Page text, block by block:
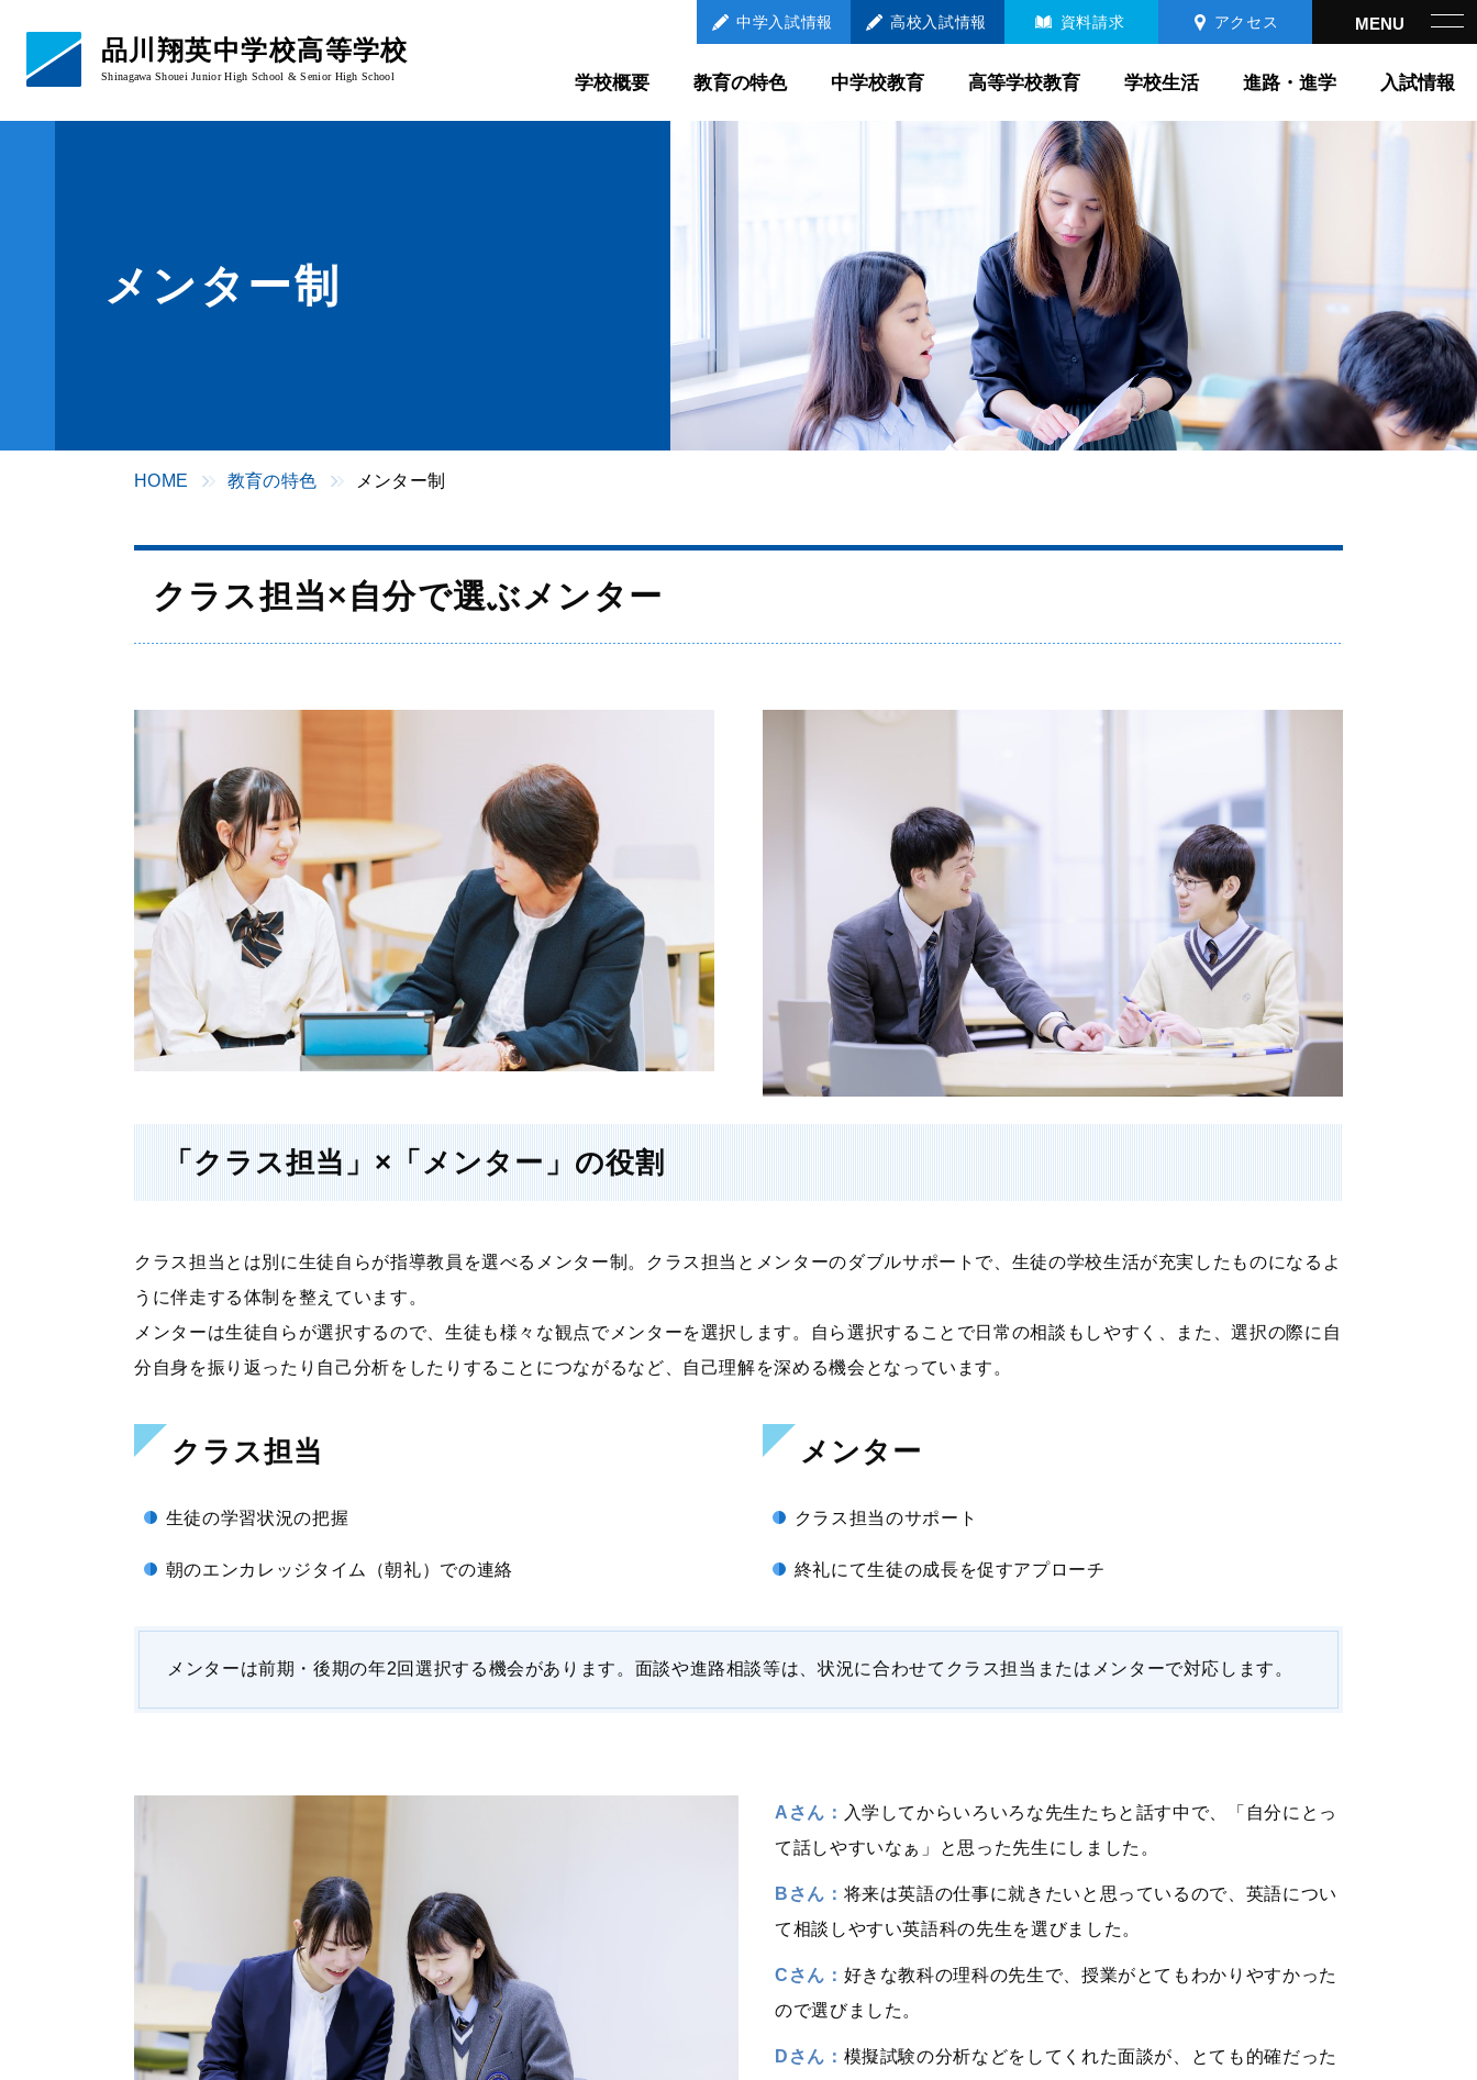
品川翔英中学校高等学校
Shinagawa Shouei Junior High School & Senior High School
中学入試情報 高校 入試情報 資料請求 アクセス
学校概要・沿革
アクセス
高等学校教育
年間行事
生徒の1日
施設紹介
2023年大学合格実績
2024年大学合格実績
進路指導
2026年度 中学校説
校説明会・公開行事
中学入試過去問題
高校入試過去問題
学校概要 教育の特色 中学校教育 高等学校教育 学校生活 進路・進学 入試情報
メンター制
HOME 教育の特色 メンター制
クラス担当×自分で選ぶメンター
「クラス担当」×「メンター」の役割
クラス担当とは別に生徒自らが指導教員を選べるメンター制。クラス担当とメンターのダブルサポートで、生徒の学校生活が充実したものになるよ
うに伴走する体制を整えています。
メンターは生徒自らが選択するので、生徒も様々な観点でメンターを選択します。自ら選択することで日常の相談もしやすく、また、選択の際に自
分自身を振り返ったり自己分析をしたりすることにつながるなど、自己理解を深める機会となっています。
クラス担当
生徒の学習状況の把握
朝のエンカレッジタイム（朝礼）での連絡
メンター
クラス担当のサポート
終礼にて生徒の成長を促すアプローチ
メンターは前期・後期の年2回選択する機会があります。面談や進路相談等は、状況に合わせてクラス担当またはメンターで対応します。
Aさん： 入学してからいろいろな先生たちと話す中で、「自分にとっ
て話しやすいなぁ」と思った先生にしました。
Bさん： 将来は英語の仕事に就きたいと思っているので、英語につい
て相談しやすい英語科の先生を選びました。
Cさん： 好きな教科の理科の先生で、授業がとてもわかりやすかった
ので選びました。
Dさん： 模擬試験の分析などをしてくれた面談が、とても的確だった